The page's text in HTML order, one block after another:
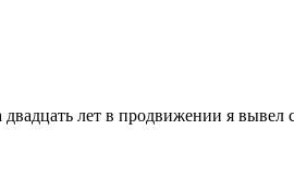
лет в продвижении я вывел